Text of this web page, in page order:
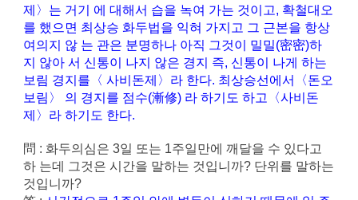
제〉는 거기 에 대해서 습을 녹여 가는 것이고, 확철대오
를 했으면 최상승 화두법을 익혀 가지고 그 근본을 항상
여의지 않 는 관은 분명하나 아직 그것이 밀밀(密密)하
지 않아 서 신통이 나지 않은 경지 즉, 신통이 나게 하는
보림 경지를〈 사비돈제〉라 한다. 최상승선에서〈돈오
보림〉 의 경지를 점수(漸修) 라 하기도 하고〈사비돈
제〉라 하기도 한다.
問 : 화두의심은 3일 또는 1주일만에 깨달을 수 있다고
하 는데 그것은 시간을 말하는 것입니까? 단위를 말하는
것입니까?